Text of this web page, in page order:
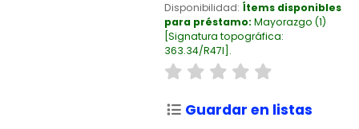
Disponibilidad: Ítems disponibles
para préstamo: Mayorazgo (1)
Signatura topográfica:
363.34/R47I .
Guardar en listas